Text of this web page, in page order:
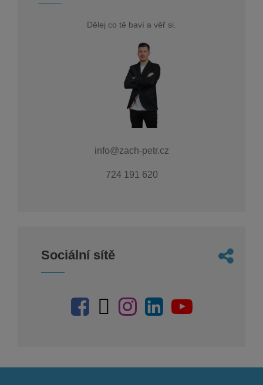
Dělej co tě baví a věř si.
info@zach-petr.cz
724 191 620
Sociální sítě